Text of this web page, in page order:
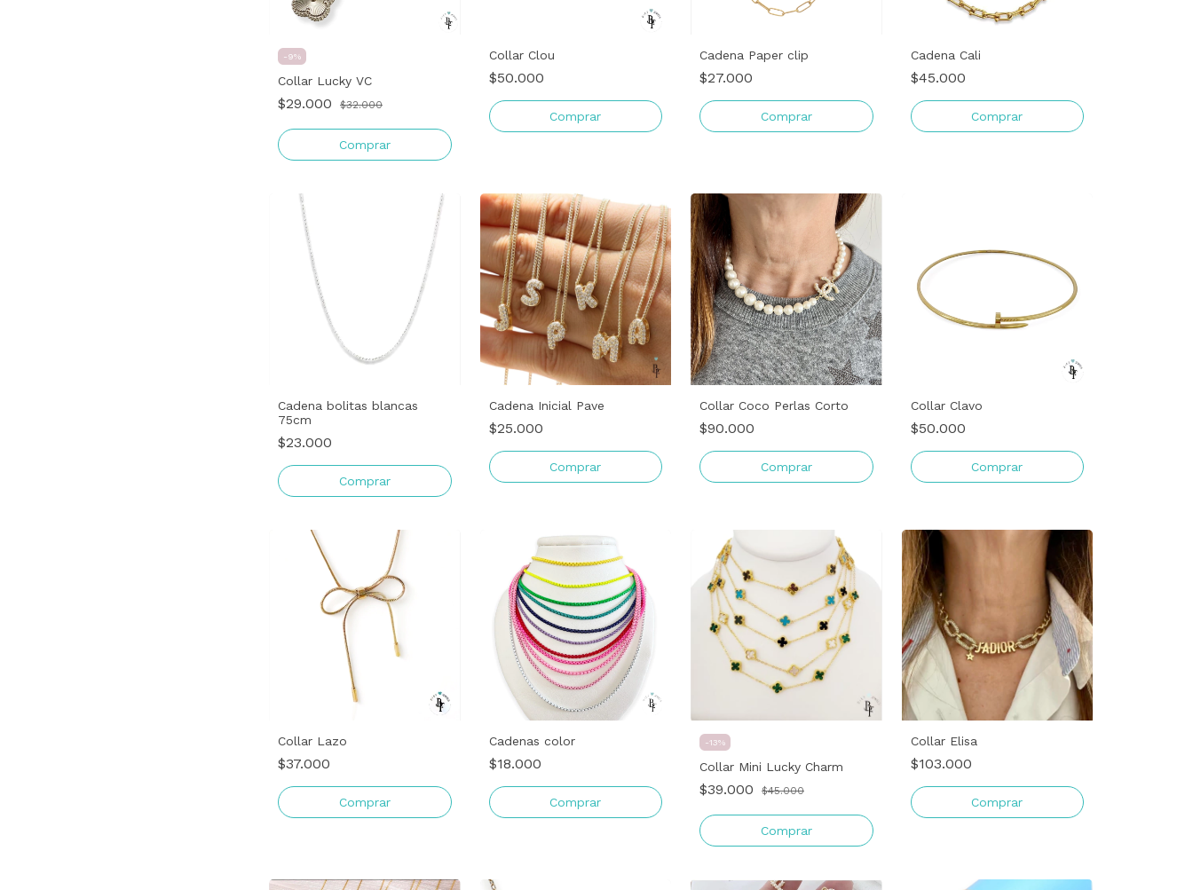
-9%
Collar Lucky VC
$29.000 $32.000
Comprar
Collar Clou
$50.000
Comprar
Cadena Paper clip
$27.000
Comprar
Cadena Cali
$45.000
Comprar
Cadena bolitas blancas
75cm
$23.000
Cadena Inicial Pave
$25.000
Comprar
Collar Coco Perlas Corto
$90.000
Collar Clavo
$50.000
Comprar
Collar Lazo
$37.000
Comprar
Cadenas color
$18.000
Comprar
-13%
Collar Mini Lucky Charm
$39.000 $45.000
Comprar
Collar Elisa
$103.000